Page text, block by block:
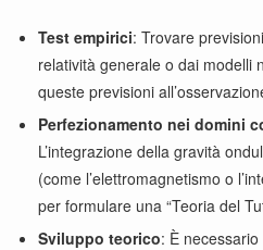
Test empirici: Trovare
relatività generale o dai modelli
queste previsioni
Perfezionamento nei domini
L’integrazione della gravità
(come l’elettromagnetismo o
per formulare una “Teoria del
Sviluppo teorico: È